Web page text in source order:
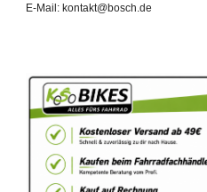
E-Mail: kontakt@bosch.de